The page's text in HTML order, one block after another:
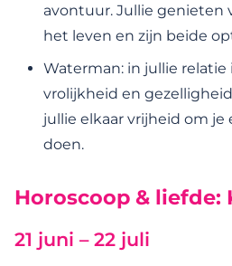
avontuur. Jullie genieten
het leven en zijn beide
Waterman: in jullie
vrolijkheid en
jullie elkaar vrijheid om
doen.
Horoscoop & liefde:
21 juni – 22 juli